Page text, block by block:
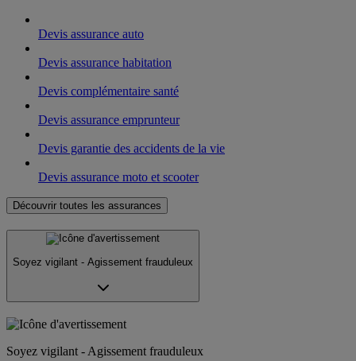
Devis assurance auto
Devis assurance habitation
Devis complémentaire santé
Devis assurance emprunteur
Devis garantie des accidents de la vie
Devis assurance moto et scooter
Découvrir toutes les assurances
Soyez vigilant - Agissement frauduleux
Soyez vigilant - Agissement frauduleux